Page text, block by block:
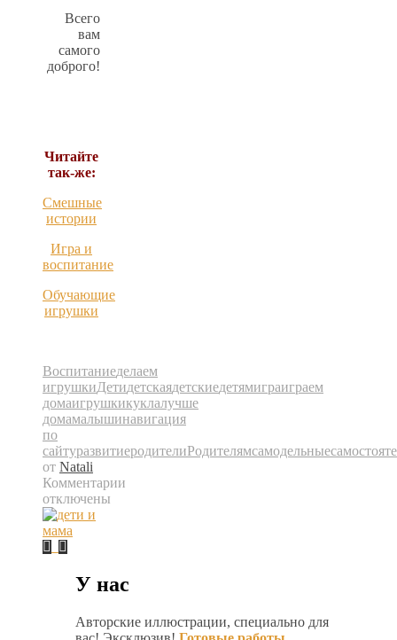
Всего
вам
самого
доброго!
Читайте
так-же:
Смешные
истории
Игра и
воспитание
Обучающие
игрушки
Воспитаниеделаем
игрушкиДетидетскаядетскиедетямиграиграем
домаигрушкикуклалучше
домамалышинавигация
по
сайтуразвитиеродителиРодителямсамодельные
от Natali
Комментарии
к
записи
Мамины
секреты.
игрушки.
отключены
У нас
Авторские иллюстрации, специально для